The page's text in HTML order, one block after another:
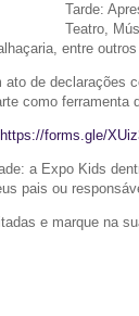
Tarde:
Teatro,
entre
de declarações
como ferramenta
https://forms.gle/
a Expo Kids
pais ou
e marque na